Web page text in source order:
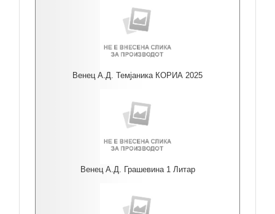
Венец А.Д. Темјаника КОРИА 2025
Венец А.Д. Грашевина 1 Литар